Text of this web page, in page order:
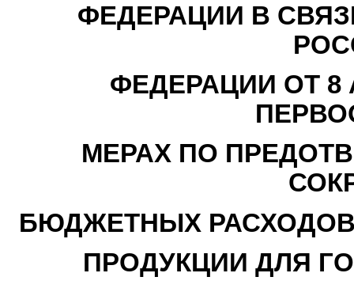
ФЕДЕРАЦИИ В
ФЕДЕРАЦИИ ОТ 8
МЕРАХ ПО
БЮДЖЕТНЫХ
ПРОДУКЦИИ ДЛЯ